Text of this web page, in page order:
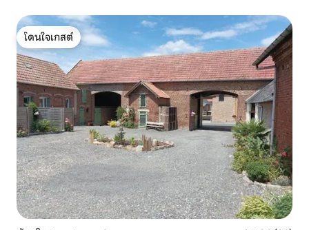
โดนใจเกสต์
โดนใจเกสต์